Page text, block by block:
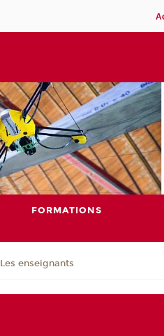
FORMATIONS
Les enseignants